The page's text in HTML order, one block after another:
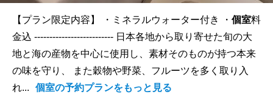
【プラン限定内容】 ・ミネラルウォーター付き ・ 個室料
金込 -------------------------- 日本各地から取り寄せた旬の大
地と海の産物を中心に使用し、素材そのものが持つ本来
の味を守り、 また穀物や野菜、フルーツを多く取り入
れ...
個室の予約プランをもっと見る